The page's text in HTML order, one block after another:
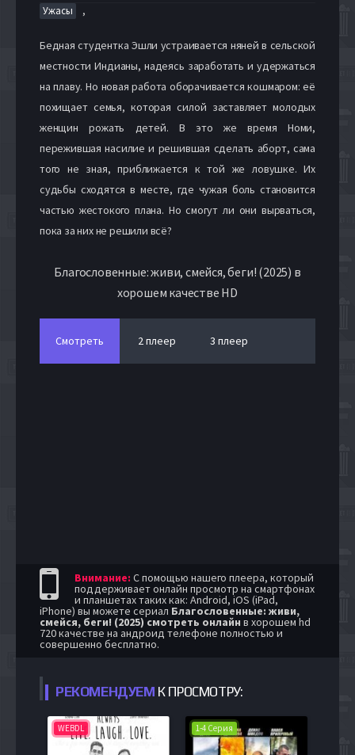
Ужасы ,
Бедная студентка Эшли устраивается няней в сельской
местности Индианы, надеясь заработать и удержаться
на плаву. Но новая работа оборачивается кошмаром: её
похищает семья, которая силой заставляет молодых
женщин рожать детей. В это же время Номи,
пережившая насилие и решившая сделать аборт, сама
того не зная, приближается к той же ловушке. Их
судьбы сходятся в месте, где чужая боль становится
частью жестокого плана. Но смогут ли они вырваться,
пока за них не решили всё?
Благословенные: живи, смейся, беги! (2025) в
хорошем качестве HD
Смотреть 2 плеер 3 плеер
Внимание: С помощью нашего плеера, который
поддерживает онлайн просмотр на смартфонах
и планшетах таких как: Android, iOS (iPad,
iPhone) вы можете сериал Благословенные: живи,
смейся, беги! (2025) смотреть онлайн в хорошем hd
720 качестве на андроид телефоне полностью и
совершенно бесплатно.
РЕКОМЕНДУЕМ К ПРОСМОТРУ:
WEBDL 1-4 Серия